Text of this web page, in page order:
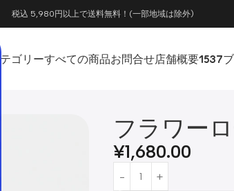
税込 5,980円以上で送料無料！(一部地域は除外)
テゴリーすべての商品お問合せ店舗概要1537
フラワー
¥1,680.00